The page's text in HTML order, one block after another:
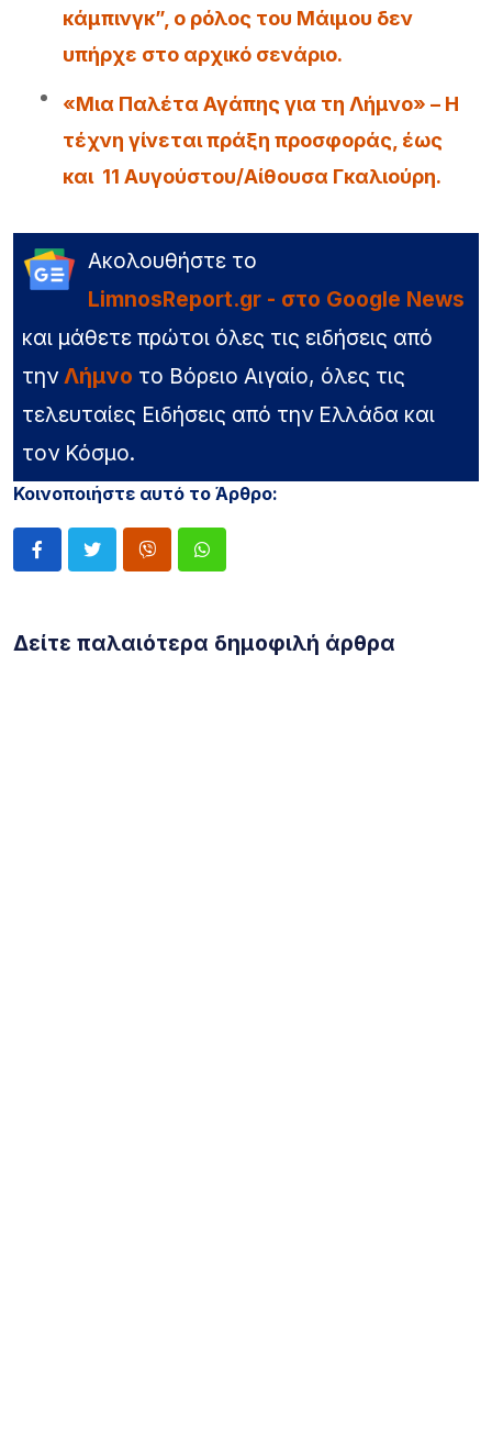
κάμπινγκ”, ο ρόλος του Μάιμου δεν
υπήρχε στο αρχικό σενάριο.
«Μια Παλέτα Αγάπης για τη Λήμνο» – Η
τέχνη γίνεται πράξη προσφοράς, έως
και 11 Αυγούστου/Αίθουσα Γκαλιούρη.
Ακολουθήστε το
LimnosReport.gr - στο Google News
και μάθετε πρώτοι όλες τις ειδήσεις από
την Λήμνο το Βόρειο Αιγαίο, όλες τις
τελευταίες Ειδήσεις από την Ελλάδα και
τον Κόσμο.
Κοινοποιήστε αυτό το Άρθρο:
Δείτε παλαιότερα δημοφιλή άρθρα